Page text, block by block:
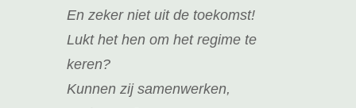
En zeker niet uit de toekomst!
Lukt het hen om het regime te
keren?
Kunnen zij samenwerken,